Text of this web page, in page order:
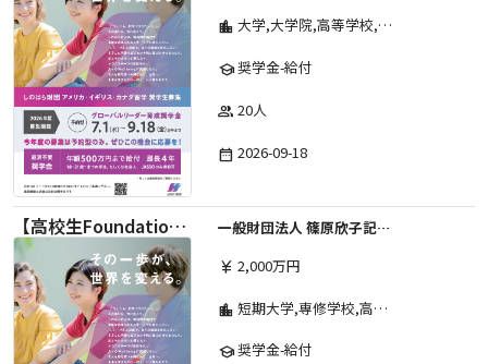
location_city 大学,大学院,高等学校,その他,高等専門学校,専修学校,短期大学
school奨学金-給付
group 20人
date_range 2026-09-18
【高校生Foundation Course 】2026年度 しのはら財団 アメリカ・イギリス・カナダ英語留学奨学金
一般財団法人 篠原欣子記念財団 (海外留学奨学金グループ)
currency_yen 2,000万円
location_city 短期大学,専修学校,高等専門学校,その他,高等学校,大学院,大学
school奨学金-給付